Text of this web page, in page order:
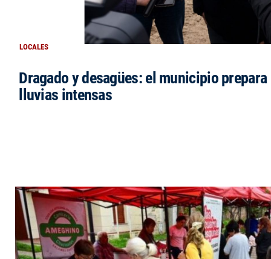
LOCALES
Dragado y desagües: el municipio
lluvias intensas